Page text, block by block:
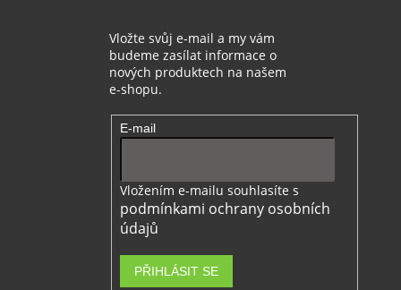
Vložte svůj e-mail a my vám
budeme zasílat informace o
nových produktech na našem
e-shopu.
E-mail
Vložením e-mailu souhlasíte s
podmínkami ochrany osobních
údajů
PŘIHLÁSIT SE